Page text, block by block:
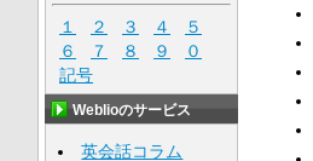
１ ２ ３ ４
５
６
７ ８ ９
０
記号
Weblioのサービス
英会話コラム